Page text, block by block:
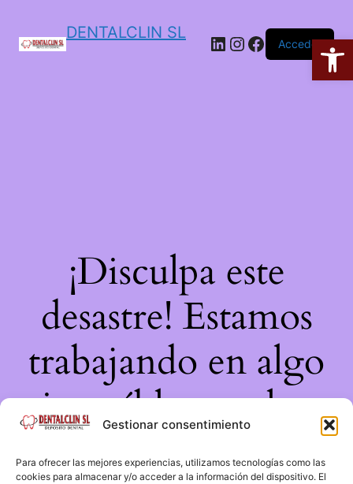
Gestionar consentimiento
Para ofrecer las mejores experiencias, utilizamos tecnologías como las
cookies para almacenar y/o acceder a la información del dispositivo. El
DENTALCLIN SL
Acceder
¡Disculpa este
desastre! Estamos
trabajando en algo
increíble, ¡vuelve
pronto!